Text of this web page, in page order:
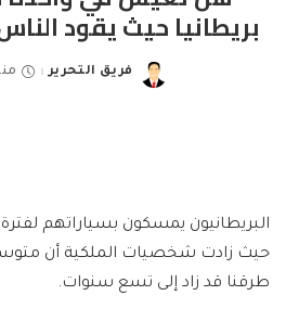
بريطانيا حيث يقود
Posted
فريق التحرير
البريطانيون يمسكون بسياراتهم
حيث زادت شخصيات الملكية أن
طرقنا قد زاد إلى تسع سنوات.